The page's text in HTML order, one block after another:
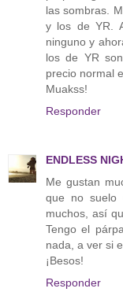
las sombras.
y los de YR.
ninguno y
los de YR
precio normal
Muakss!
Responder
ENDLESS
Me gustan
que no suelo
muchos, así
Tengo el
nada, a ver si
¡Besos!
Responder